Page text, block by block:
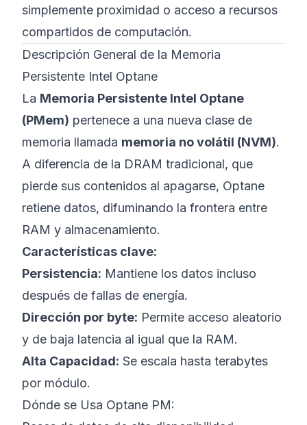
simplemente proximidad o acceso a recursos
compartidos de computación.
Descripción General de la Memoria
Persistente Intel Optane
La Memoria Persistente Intel Optane
(PMem) pertenece a una nueva clase de
memoria llamada memoria no volátil (NVM).
A diferencia de la DRAM tradicional, que
pierde sus contenidos al apagarse, Optane
retiene datos, difuminando la frontera entre
RAM y almacenamiento.
Características clave:
Persistencia: Mantiene los datos incluso
después de fallas de energía.
Dirección por byte: Permite acceso aleatorio
y de baja latencia al igual que la RAM.
Alta Capacidad: Se escala hasta terabytes
por módulo.
Dónde se Usa Optane PM: